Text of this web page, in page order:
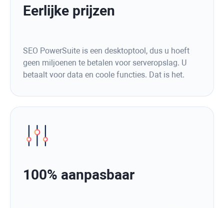
Eerlijke prijzen
SEO PowerSuite is een desktoptool, dus u hoeft
geen miljoenen te betalen voor serveropslag. U
betaalt voor data en coole functies. Dat is het.
100% aanpasbaar